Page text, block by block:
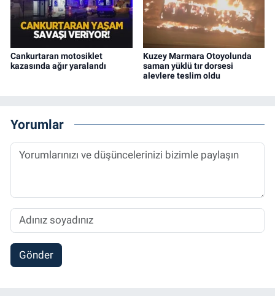
Cankurtaran motosiklet
kazasında ağır yaralandı
Kuzey Marmara Otoyolunda
saman yüklü tır dorsesi
alevlere teslim oldu
Yorumlar
Gönder